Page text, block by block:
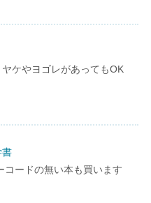
ケやヨゴレがあってもOK
書
コードの無い本も買います